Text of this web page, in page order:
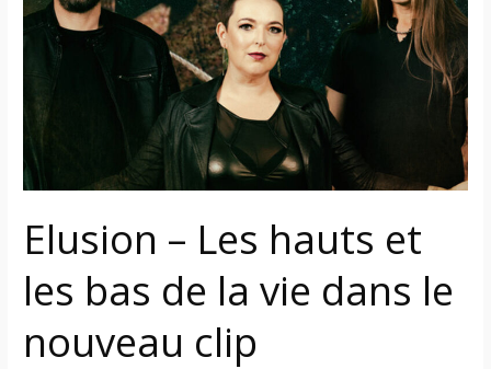
Elusion – Les hauts et
les bas de la vie dans le
nouveau clip
hauts
et
la
vie
le
nouveau
clip
“Isochronism”